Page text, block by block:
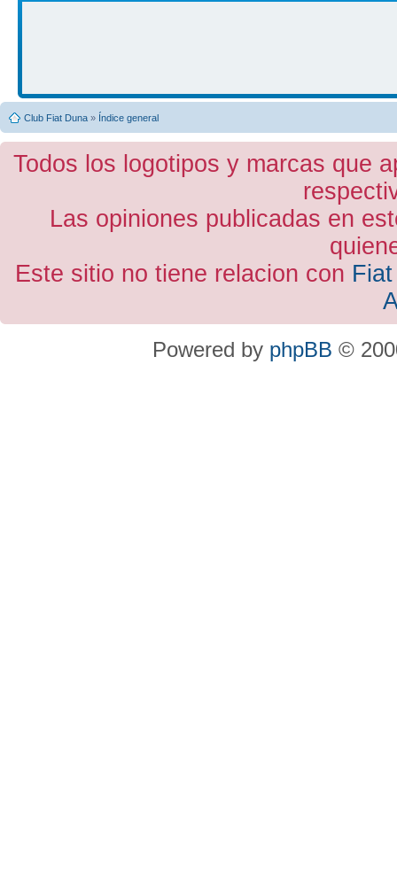
Club Fiat Duna » Índice general
Todos los logotipos y marcas que
Las opiniones publicadas en
Este sitio no tiene relacion con
Powered by phpBB ©